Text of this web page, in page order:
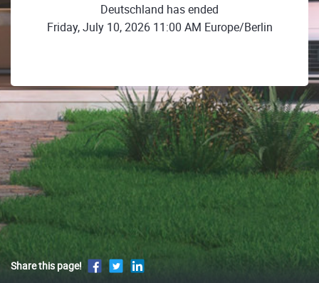
Deutschland has ended
Friday, July 10, 2026 11:00 AM Europe/Berlin
Share this page!